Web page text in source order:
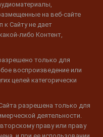
на веб-сайте
к Сайту не дает
либо Контент,
только для
воспроизведение или
целей категорически
разрешена только для
деятельности.
праву или праву